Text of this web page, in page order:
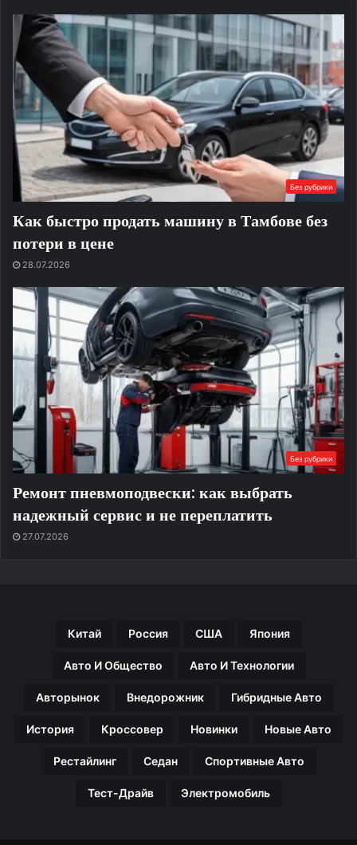
Без рубрики
Как быстро продать машину в Тамбове без
потери в цене
28.07.2026
Без рубрики
Ремонт пневмоподвески: как выбрать
надежный сервис и не переплатить
27.07.2026
Китай Россия США Япония
Авто И Общество Авто И Технологии
Авторынок Внедорожник Гибридные Авто
История Кроссовер Новинки Новые Авто
Рестайлинг Седан Спортивные Авто
Тест-Драйв Электромобиль